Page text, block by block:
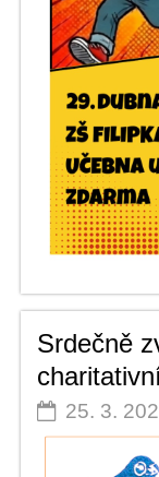
Srdečně
25. 3.